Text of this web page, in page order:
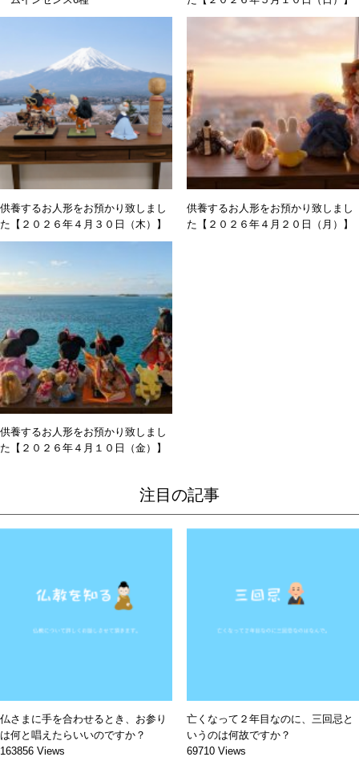
供養するお人形をお預かり致しまし
た【２０２６年４月３０日（木）】
供養するお人形をお預かり致しまし
た【２０２６年４月２０日（月）】
供養するお人形をお預かり致しまし
た【２０２６年４月１０日（金）】
注目の記事
仏さまに手を合わせるとき、お参り
は何と唱えたらいいのですか？
163856 Views
亡くなって２年目なのに、三回忌と
いうのは何故ですか？
69710 Views